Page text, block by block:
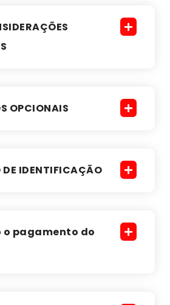
OPCIONAIS
IDENTIFICAÇÃO
o pagamento do